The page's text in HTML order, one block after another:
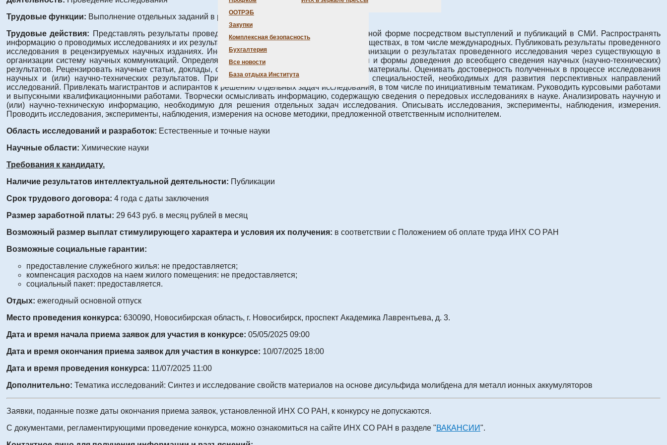
ООТРЭБ
Закупки
Комплексная безопасность
Бухгалтерия
Все новости
База отдыха Института
Трудовые функции: Выполнение отдельных заданий в рамках решения задач исследования
Трудовые действия: Представлять результаты проведенных исследований в научно-популярной форме посредством выступлений и публикаций в СМИ. Распространять
информацию о проводимых исследованиях и их результатах в профессиональных научных сообществах, в том числе международных. Публиковать результаты проведенного
исследования в рецензируемых научных изданиях. Информировать сотрудников научной организации о результатах проведенного исследования через существующую в
организации систему научных коммуникаций. Определять варианты практического применения и формы доведения до всеобщего сведения научных (научно-технических)
результатов. Рецензировать научные статьи, доклады, обзоры и другие публикуемые научные материалы. Оценивать достоверность полученных в процессе исследования
научных и (или) научно-технических результатов. Привлекать молодежь к освоению новых специальностей, необходимых для развития перспективных направлений
исследований. Привлекать магистрантов и аспирантов к решению отдельных задач исследования, в том числе по инициативным тематикам. Руководить курсовыми работами
и выпускными квалификационными работами. Творчески осмысливать информацию, содержащую сведения о передовых исследованиях в науке. Анализировать научную и
(или) научно-техническую информацию, необходимую для решения отдельных задач исследования. Описывать исследования, эксперименты, наблюдения, измерения.
Проводить исследования, эксперименты, наблюдения, измерения на основе методики, предложенной ответственным исполнителем.
Область исследований и разработок: Естественные и точные науки
Научные области: Химические науки
Требования к кандидату.
Наличие результатов интеллектуальной деятельности: Публикации
Срок трудового договора: 4 года с даты заключения
Размер заработной платы: 29 643 руб. в месяц рублей в месяц
Возможный размер выплат стимулирующего характера и условия их получения: в соответствии с Положением об оплате труда ИНХ СО РАН
Возможные социальные гарантии:
предоставление служебного жилья: не предоставляется;
компенсация расходов на наем жилого помещения: не предоставляется;
социальный пакет: предоставляется.
Отдых: ежегодный основной отпуск
Место проведения конкурса: 630090, Новосибирская область, г. Новосибирск, проспект Академика Лаврентьева, д. 3.
Дата и время начала приема заявок для участия в конкурсе: 05/05/2025 09:00
Дата и время окончания приема заявок для участия в конкурсе: 10/07/2025 18:00
Дата и время проведения конкурса: 11/07/2025 11:00
Дополнительно: Тематика исследований: Синтез и исследование свойств материалов на основе дисульфида молибдена для металл ионных аккумуляторов
Заявки, поданные позже даты окончания приема заявок, установленной ИНХ СО РАН, к конкурсу не допускаются.
С документами, регламентирующими проведение конкурса, можно ознакомиться на сайте ИНХ СО РАН в разделе "ВАКАНСИИ".